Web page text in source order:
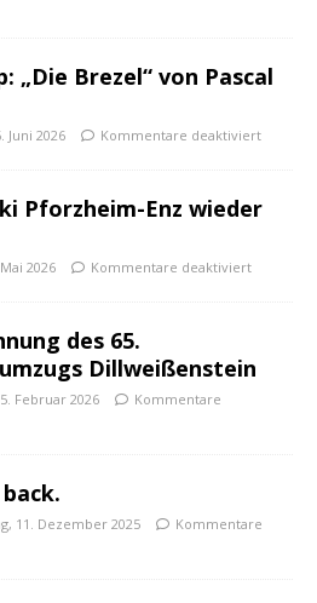
„Die Brezel“ von Pascal
Juni 2026 Kommentare deaktiviert
Pforzheim-Enz wieder
2026 Kommentare deaktiviert
des 65.
Dillweißenstein
Februar 2026
Kommentare
back.
11. Dezember 2025
Kommentare